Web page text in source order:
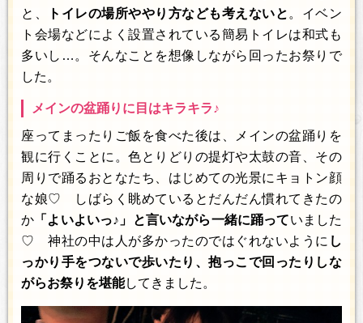
と、
トイレの場所ややり方なども考えないと 。イベン
ト会場などによく設置されている簡易トイレは和式も
多いし…。そんなことを想像しながら回ったお祭りで
した。
メインの盆踊りに目はキラキラ♪
座ってまったりご飯を食べた後は、メインの盆踊りを
観に行くことに。色とりどりの提灯や太鼓の音、その
周りで踊るおとなたち、はじめての光景にキョトン顔
な娘♡ しばらく眺めているとだんだん慣れてきたの
か 「よいよいっ♪」と言いながら一緒に踊っていました
♡ 神社の中は人が多かったのではぐれないように し
っかり手をつないで歩いたり、抱っこで回ったりしな
がらお祭りを堪能してきました。